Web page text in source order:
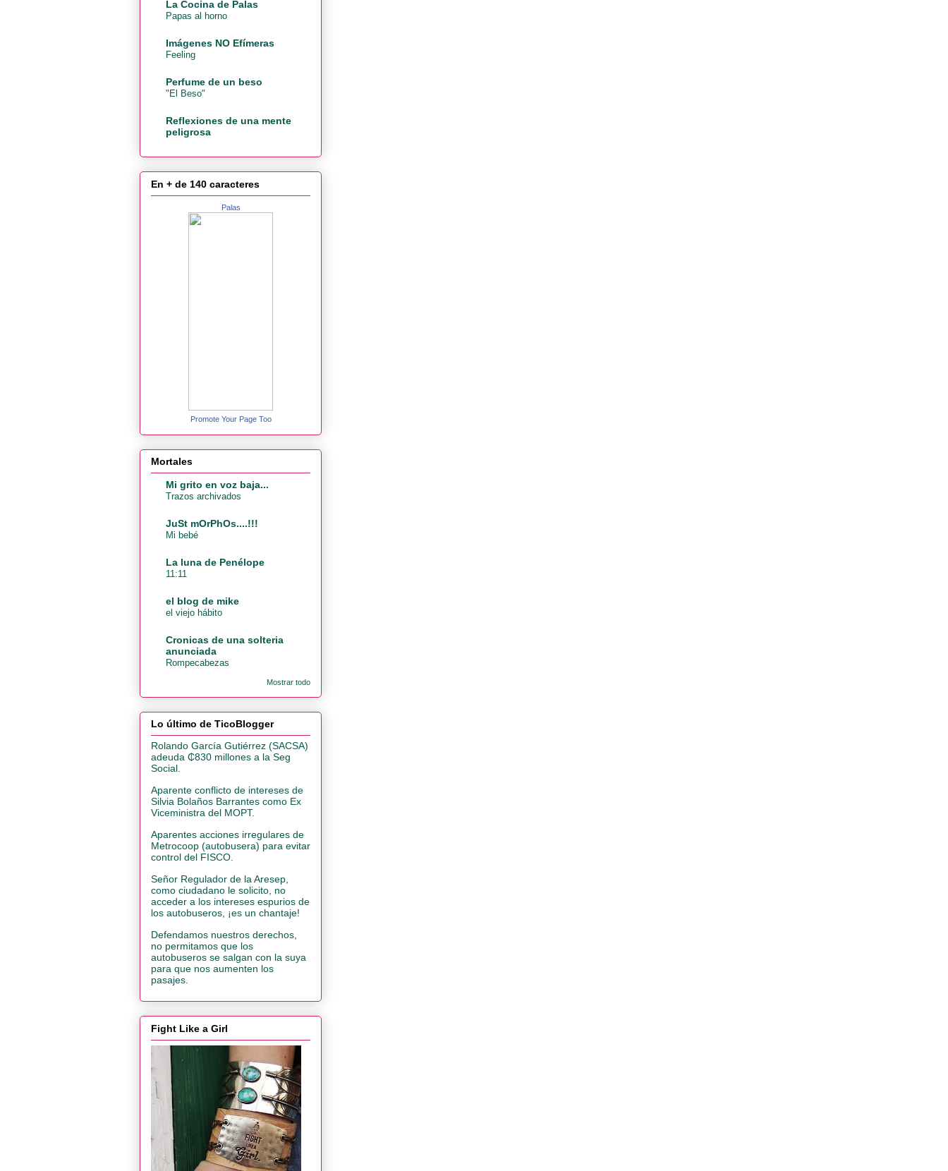
La Cocina de Palas
Papas al horno
Imágenes NO Efímeras
Feeling
Perfume de un beso
"El Beso"
Reflexiones de una mente
peligrosa
En + de 140 caracteres
Palas
Promote Your Page Too
Mortales
Mi grito en voz baja...
Trazos archivados
JuSt mOrPhOs....!!!
Mi bebé
La luna de Penélope
11:11
el blog de mike
el viejo hábito
Cronicas de una solteria
anunciada
Rompecabezas
Mostrar todo
Lo último de TicoBlogger
Rolando García Gutiérrez (SACSA)
adeuda ₵830 millones a la Seg
Social.
Aparente conflicto de intereses de
Silvia Bolaños Barrantes como Ex
Viceministra del MOPT.
Aparentes acciones irregulares de
Metrocoop (autobusera) para evitar
control del FISCO.
Señor Regulador de la Aresep,
como ciudadano le solicito, no
acceder a los intereses espurios de
los autobuseros, ¡es un chantaje!
Defendamos nuestros derechos,
no permitamos que los
autobuseros se salgan con la suya
para que nos aumenten los
pasajes.
Fight Like a Girl